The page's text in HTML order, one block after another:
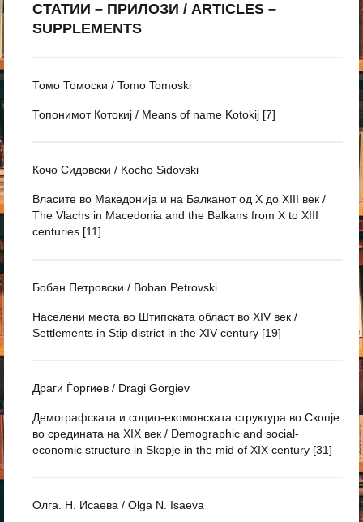
СТАТИИ – ПРИЛОЗИ / ARTICLES –
SUPPLEMENTS
Томо Томоски / Tomo Tomoski
Топонимот Котокиј / Means of name Kotokij [7]
Кочо Сидовски / Kocho Sidovski
Власите во Македонија и на Балканот од X до XIII век /
The Vlachs in Macedonia and the Balkans from X to XIII
centuries [11]
Бобан Петровски / Boban Petrovski
Населени места во Штипската област во XIV век /
Settlements in Stip district in the XIV century [19]
Драги Ѓоргиев / Dragi Gorgiev
Демографската и социо-екомонската структура во Скопје
во средината на XIX век / Demographic and social-
economic structure in Skopje in the mid of XIX century [31]
Олга. Н. Исаева / Olga N. Isaeva